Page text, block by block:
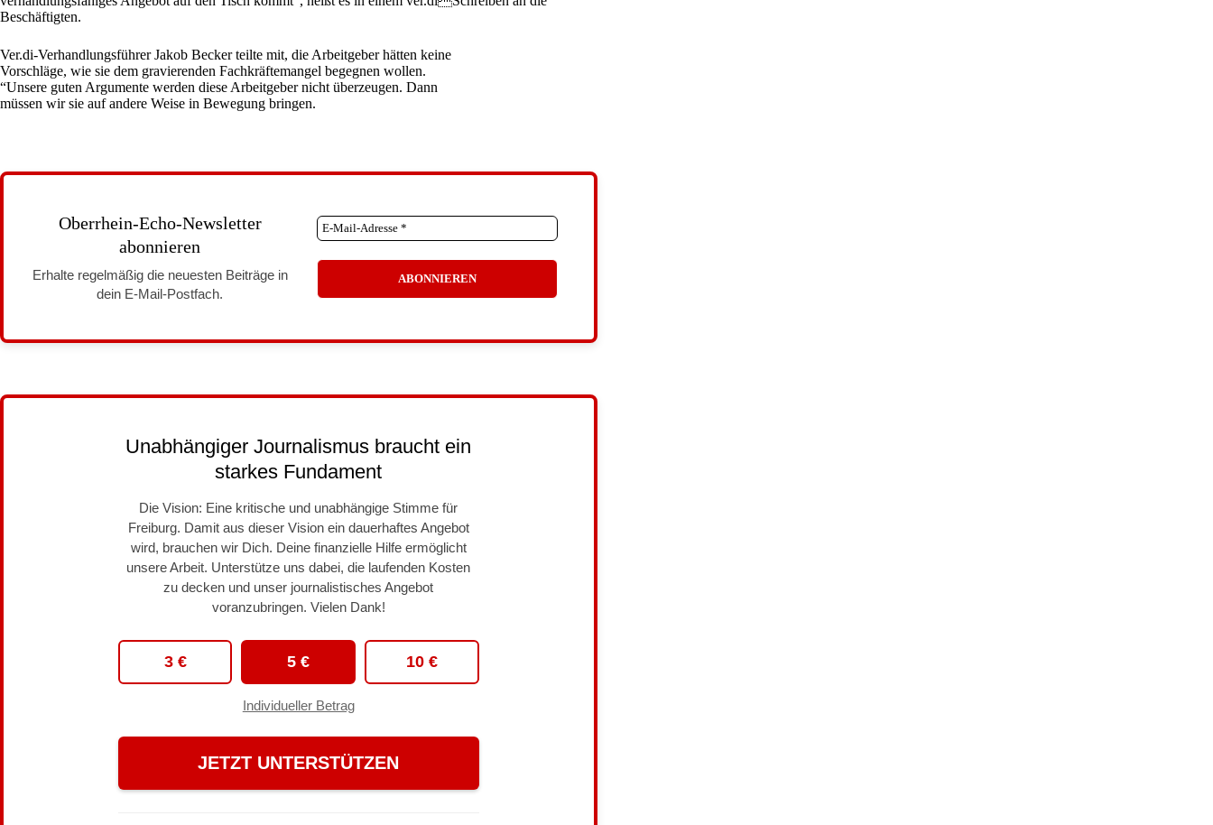
Beschäftigten.
Ver.di-Verhandlungsführer Jakob Becker teilte mit, die Arbeitgeber hätten keine
Vorschläge, wie sie dem gravierenden Fachkräftemangel begegnen wollen.
“Unsere guten Argumente werden diese Arbeitgeber nicht überzeugen. Dann
müssen wir sie auf andere Weise in Bewegung bringen.
Oberrhein-Echo-Newsletter
abonnieren
Erhalte regelmäßig die neuesten Beiträge in
dein E-Mail-Postfach.
Unabhängiger Journalismus braucht ein
starkes Fundament
Die Vision: Eine kritische und unabhängige Stimme für
Freiburg. Damit aus dieser Vision ein dauerhaftes Angebot
wird, brauchen wir Dich. Deine finanzielle Hilfe ermöglicht
unsere Arbeit. Unterstütze uns dabei, die laufenden Kosten
zu decken und unser journalistisches Angebot
voranzubringen. Vielen Dank!
3 € 5 € 10 €
Individueller Betrag
JETZT UNTERSTÜTZEN